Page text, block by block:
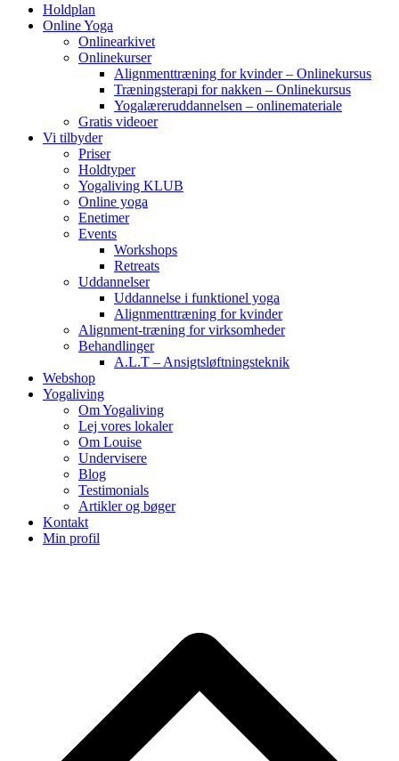
Holdplan
Online Yoga
Onlinearkivet
Onlinekurser
Alignmenttræning for kvinder – Onlinekursus
Træningsterapi for nakken – Onlinekursus
Yogalæreruddannelsen – onlinemateriale
Gratis videoer
Vi tilbyder
Priser
Holdtyper
Yogaliving KLUB
Online yoga
Enetimer
Events
Workshops
Retreats
Uddannelser
Uddannelse i funktionel yoga
Alignmenttræning for kvinder
Alignment-træning for virksomheder
Behandlinger
A.L.T – Ansigtsløftningsteknik
Webshop
Yogaliving
Om Yogaliving
Lej vores lokaler
Om Louise
Undervisere
Blog
Testimonials
Artikler og bøger
Kontakt
Min profil